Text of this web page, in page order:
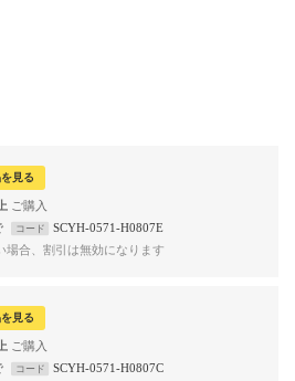
見る
コード
SCYH-0571-H0807E
合、割引は無効になります
見る
コード
SCYH-0571-H0807C